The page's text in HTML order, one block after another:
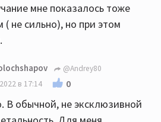
мне показалось тоже
( не сильно), но при этом
@Andrey80
в 17:14
0
В обычной, не эксклюзивной